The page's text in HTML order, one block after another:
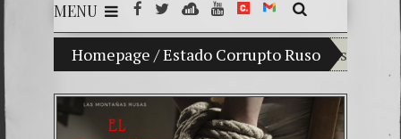
MENU
Homepage /Estado Corrupto Ruso
My son Vladimir Bitkov, a promising